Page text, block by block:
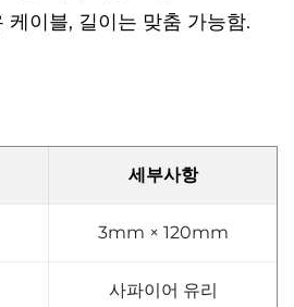
이블, 길이는 맞춤 가능함.
세부사항
3mm × 120mm
사파이어 유리